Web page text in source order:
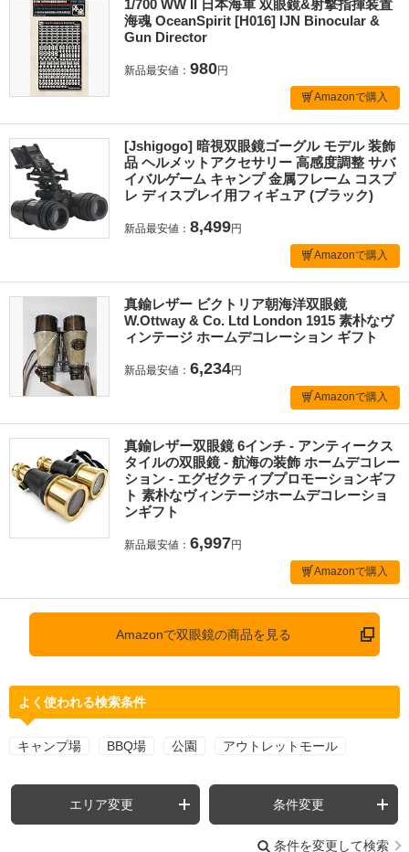
1/700 WW II 日本海軍 双眼鏡&射撃指揮装置
海魂 OceanSpirit [H016] IJN Binocular &
Gun Director
新品最安値： 980円
Amazonで購入
[Jshigogo] 暗視双眼鏡ゴーグル モデル 装飾
品 ヘルメットアクセサリー 高感度調整 サバ
イバルゲーム キャンプ 金属フレーム コスプ
レ ディスプレイ用フィギュア (ブラック)
新品最安値： 8,499円
Amazonで購入
真鍮レザー ビクトリア朝海洋双眼鏡
W.Ottway & Co. Ltd London 1915 素朴なヴ
ィンテージ ホームデコレーション ギフト
新品最安値： 6,234円
Amazonで購入
真鍮レザー双眼鏡 6インチ - アンティークス
タイルの双眼鏡 - 航海の装飾 ホームデコレー
ション - エグゼクティブプロモーションギフ
ト 素朴なヴィンテージホームデコレーショ
ンギフト
新品最安値： 6,997円
Amazonで購入
Amazonで双眼鏡の商品を見る
よく使われる検索条件
キャンプ場 BBQ場 公園 アウトレットモール
エリア変更 条件変更
条件を変更して検索